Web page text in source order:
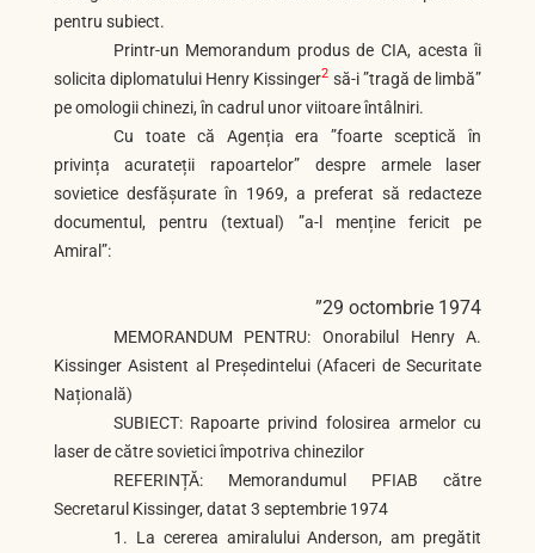
pentru subiect.
Printr-un Memorandum produs de CIA, acesta îi
solicita diplomatului Henry Kissinger2 să-i ”tragă de limbă”
pe omologii chinezi, în cadrul unor viitoare întâlniri.
Cu toate că Agenția era ”foarte sceptică în
privința acurateții rapoartelor” despre armele laser
sovietice desfășurate în 1969, a preferat să redacteze
documentul, pentru (textual) ”a-l menține fericit pe
Amiral”:
”29 octombrie 1974
MEMORANDUM PENTRU: Onorabilul Henry A.
Kissinger Asistent al Președintelui (Afaceri de Securitate
Națională)
SUBIECT: Rapoarte privind folosirea armelor cu
laser de către sovietici împotriva chinezilor
REFERINȚĂ: Memorandumul PFIAB către
Secretarul Kissinger, datat 3 septembrie 1974
1. La cererea amiralului Anderson, am pregătit